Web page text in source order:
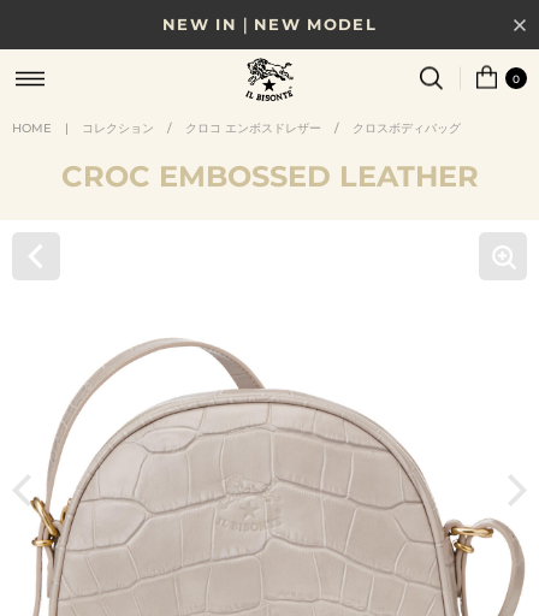
NEW IN｜NEW MODEL
8/17(月)10時まで｜税込11,000円以上で送料無料
贈る相手やシーンから選べる、新しいギフトガイド
NEW IN｜COLOR LEATHER
0
HOME | コレクション / クロコ エンボスドレザー / クロスボディバッグ
CROC EMBOSSED LEATHER